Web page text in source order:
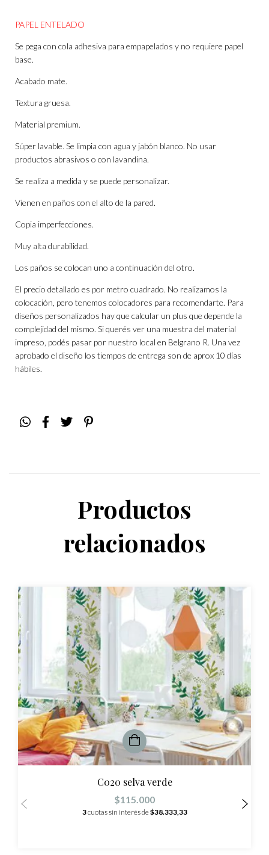
PAPEL ENTELADO
Se pega con cola adhesiva para empapelados y no requiere papel
base.
Acabado mate.
Textura gruesa.
Material premium.
Súper lavable. Se limpia con agua y jabón blanco. No usar
productos abrasivos o con lavandina.
Se realiza a medida y se puede personalizar.
Vienen en paños con el alto de la pared.
Copia imperfecciones.
Muy alta durabilidad.
Los paños se colocan uno a continuación del otro.
El precio detallado es por metro cuadrado. No realizamos la
colocación, pero tenemos colocadores para recomendarte. Para
diseños personalizados hay que calcular un plus que depende la
complejidad del mismo. Si querés ver una muestra del material
impreso, podés pasar por nuestro local en Belgrano R. Una vez
aprobado el diseño los tiempos de entrega son de aprox 10 días
hábiles.
Productos
relacionados
C020 selva verde
$115.000
3cuotas sin interés de$38.333,33